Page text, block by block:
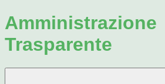
Amministrazione
Trasparente